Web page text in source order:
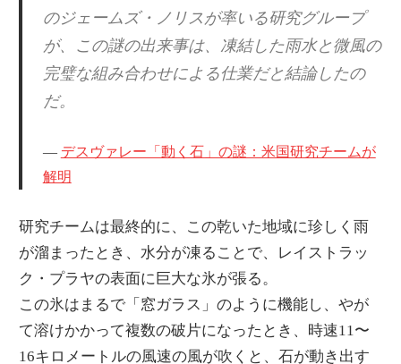
のジェームズ・ノリスが率いる研究グループ
が、この謎の出来事は、凍結した雨水と微風の
完璧な組み合わせによる仕業だと結論したの
だ。
デスヴァレー「動く石」の謎：米国研究チームが
解明
研究チームは最終的に、この乾いた地域に珍しく雨
が溜まったとき、水分が凍ることで、レイストラッ
ク・プラヤの表面に巨大な氷が張る。
この氷はまるで「窓ガラス」のように機能し、やが
て溶けかかって複数の破片になったとき、時速11〜
16キロメートルの風速の風が吹くと、石が動き出す